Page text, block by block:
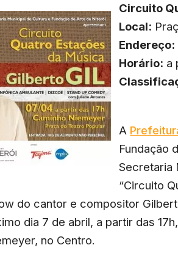
Circuito
Local:
Endereço:
Horário: a
A
Fundação
Secretaria
“Circuito
do cantor e compositor
dia 7 de abril, a partir das
no Centro.